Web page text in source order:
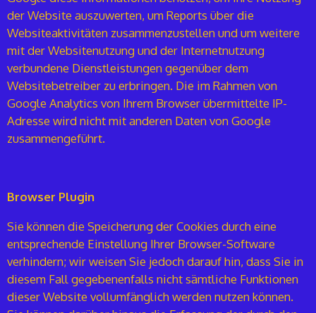
der Website auszuwerten, um Reports über die
Websiteaktivitäten zusammenzustellen und um weitere
mit der Websitenutzung und der Internetnutzung
verbundene Dienstleistungen gegenüber dem
Websitebetreiber zu erbringen. Die im Rahmen von
Google Analytics von Ihrem Browser übermittelte IP-
Adresse wird nicht mit anderen Daten von Google
zusammengeführt.
Browser Plugin
Sie können die Speicherung der Cookies durch eine
entsprechende Einstellung Ihrer Browser-Software
verhindern; wir weisen Sie jedoch darauf hin, dass Sie in
diesem Fall gegebenenfalls nicht sämtliche Funktionen
dieser Website vollumfänglich werden nutzen können.